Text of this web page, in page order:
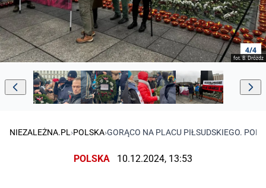
4/4
fot. B. Dróżdż
NIEZALEŻNA.PL ›POLSKA›GORĄCO NA PLACU PIŁSUDSKIEGO.
POLSKA 10.12.2024, 13:53